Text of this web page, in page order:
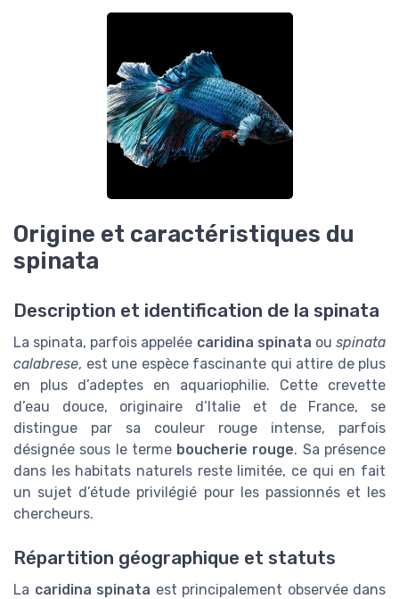
Origine et caractéristiques du
spinata
Description et identification de la spinata
La spinata, parfois appelée caridina spinata ouspinata
calabrese, est une espèce fascinante qui attire de plus
en plus d’adeptes en aquariophilie. Cette crevette
d’eau douce, originaire d’Italie et de France, se
distingue par sa couleur rouge intense, parfois
désignée sous le terme boucherie rouge. Sa présence
dans les habitats naturels reste limitée, ce qui en fait
un sujet d’étude privilégié pour les passionnés et les
chercheurs.
Répartition géographique et statuts
La caridina spinata est principalement observée dans